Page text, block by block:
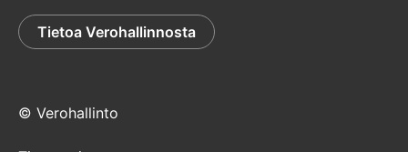
Tietoa Verohallinnosta
© Verohallinto